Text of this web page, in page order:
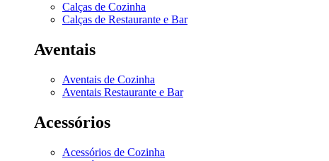
Calças de Cozinha
Calças de Restaurante e Bar
Aventais
Aventais de Cozinha
Aventais Restaurante e Bar
Acessórios
Acessórios de Cozinha